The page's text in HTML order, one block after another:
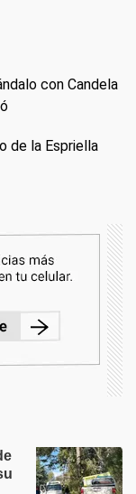
con Candela
de la Espriella